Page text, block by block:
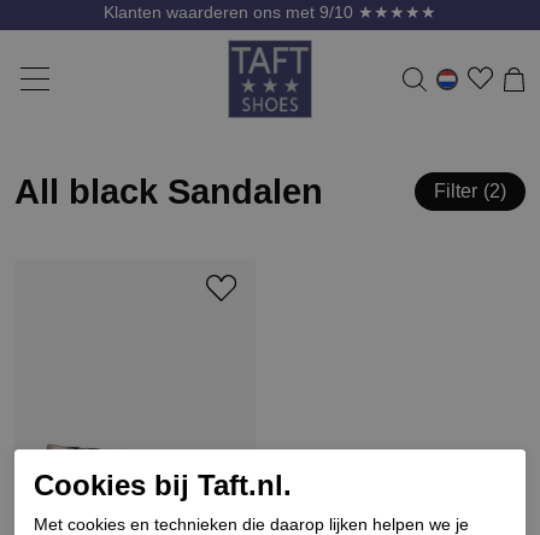
Klanten waarderen ons met 9/10 ★★★★★
All black Sandalen Filter 2
Cookies bij Taft.nl.
Met cookies en technieken die daarop lijken helpen we je